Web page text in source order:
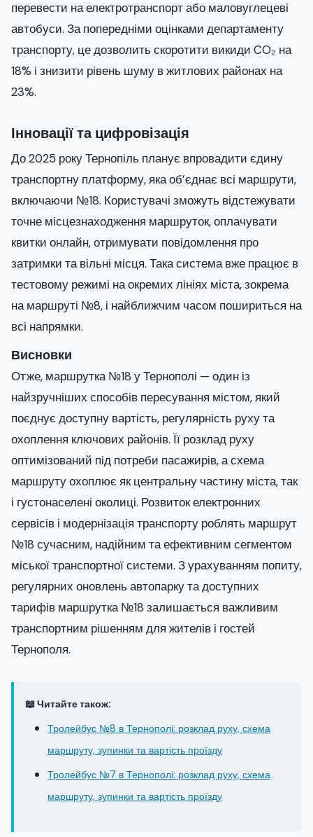
перевести на електротранспорт або маловуглецеві
автобуси. За попередніми оцінками департаменту
транспорту, це дозволить скоротити викиди CO₂ на
18% і знизити рівень шуму в житлових районах на
23%.
Інновації та цифровізація
До 2025 року Тернопіль планує впровадити єдину
транспортну платформу, яка об’єднає всі маршрути,
включаючи №18. Користувачі зможуть відстежувати
точне місцезнаходження маршруток, оплачувати
квитки онлайн, отримувати повідомлення про
затримки та вільні місця. Така система вже працює в
тестовому режимі на окремих лініях міста, зокрема
на маршруті №8, і найближчим часом пошириться на
всі напрямки.
Висновки
Отже, маршрутка №18 у Тернополі — один із
найзручніших способів пересування містом, який
поєднує доступну вартість, регулярність руху та
охоплення ключових районів. Її розклад руху
оптимізований під потреби пасажирів, а схема
маршруту охоплює як центральну частину міста, так
і густонаселені околиці. Розвиток електронних
сервісів і модернізація транспорту роблять маршрут
№18 сучасним, надійним та ефективним сегментом
міської транспортної системи. З урахуванням попиту,
регулярних оновлень автопарку та доступних
тарифів маршрутка №18 залишається важливим
транспортним рішенням для жителів і гостей
Тернополя.
📖 Читайте також:
Тролейбус №8 в Тернополі: розклад руху, схема
маршруту, зупинки та вартість проїзду
Тролейбус №7 в Тернополі: розклад руху, схема
маршруту, зупинки та вартість проїзду